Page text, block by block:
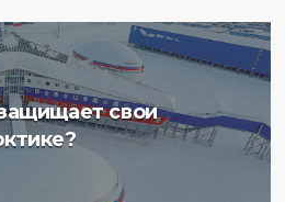
свои
донных